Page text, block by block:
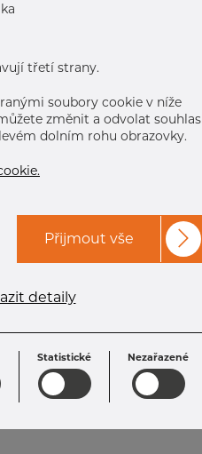
třetí strany.
soubory cookie v níže
změnit a odvolat souhlas
dolním rohu obrazovky.
Přijmout vše
detaily
Statistické Nezařazené